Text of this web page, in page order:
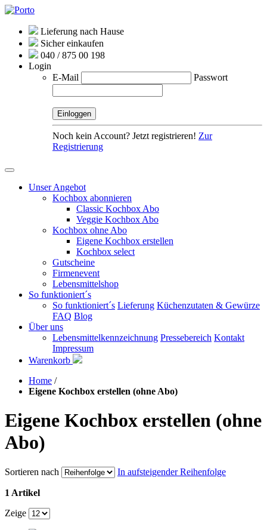
Lieferung nach Hause
Sicher einkaufen
040 / 875 00 198
Login
E-Mail
Passwort
Noch kein Account? Jetzt registrieren! Zur
Registrierung
Unser Angebot
Kochbox abonnieren
Classic Kochbox Abo
Veggie Kochbox Abo
Kochbox ohne Abo
Eigene Kochbox erstellen
Kochbox select
Gutscheine
Firmenevent
Lebensmittelshop
So funktioniert´s
So funktioniert´s Lieferung Küchenzutaten & Gewürze
FAQ Blog
Über uns
Lebensmittelkennzeichnung Pressebereich Kontakt
Impressum
Warenkorb
Home /
Eigene Kochbox erstellen (ohne Abo)
Eigene Kochbox erstellen (ohne
Abo)
Sortieren nach In aufsteigender Reihenfolge
1 Artikel
Zeige